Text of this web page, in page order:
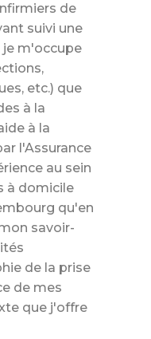
de
suivi une
m'occupe
etc.) que
à la
à la
l'Assurance
au sein
à domicile
qu'en
savoir-
de la prise
de mes
que j'offre